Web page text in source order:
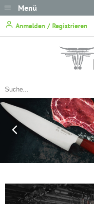
Menü
Anmelden / Registrieren